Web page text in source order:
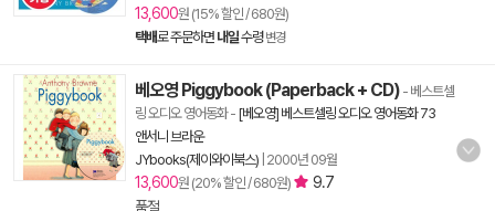
13,600원 (15% 할인 / 680원)
택배로 주문하면 내일수령 변경
베오영 Piggybook (Paperback + CD) - 베스트셀
링 오디오 영어동화- [베오영] 베스트셀링 오디오 영어동화 73
앤서니 브라운
JYbooks(제이와이북스) 2000년 09월
13,600원 (20% 할인 / 680원)
9.7
품절